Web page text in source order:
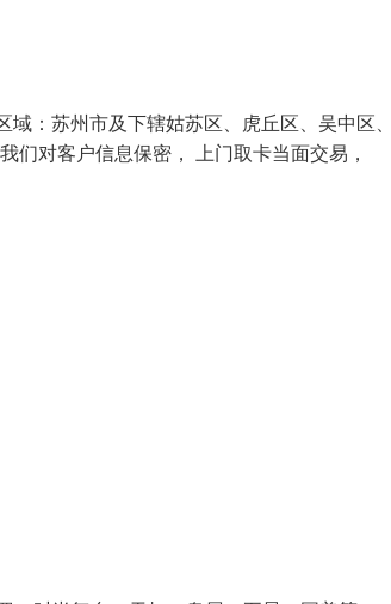
：苏州市及下辖姑苏区、虎丘区、吴中区
们对客户信息保密， 上门取卡当面交易，